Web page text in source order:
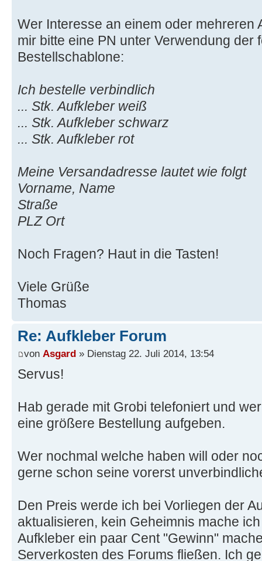
Wer Interesse an einem oder mehreren
mir bitte eine PN unter Verwendung der
Bestellschablone:
Ich bestelle verbindlich
... Stk. Aufkleber weiß
... Stk. Aufkleber schwarz
... Stk. Aufkleber rot
Meine Versandadresse lautet wie folgt
Vorname, Name
Straße
PLZ Ort
Noch Fragen? Haut in die Tasten!
Viele Grüße
Thomas
Re: Aufkleber Forum
von Asgard » Dienstag 22. Juli 2014, 13:54
Servus!
Hab gerade mit Grobi telefoniert und
eine größere Bestellung aufgeben.
Wer nochmal welche haben will oder
gerne schon seine vorerst
Den Preis werde ich bei Vorliegen der
aktualisieren, kein Geheimnis mache
Aufkleber ein paar Cent "Gewinn"
Serverkosten des Forums fließen. Ich